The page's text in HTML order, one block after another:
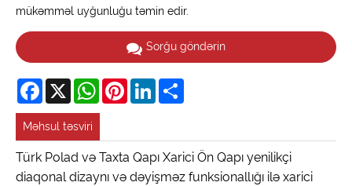
mükəmməl uyğunluğu təmin edir.
Sorğu göndərin
Facebook
X WhatsAppPinterestLinkedIn
Məhsul təsviri
Türk Polad və Taxta Qapı Xarici Ön Qapı yenilikçi
diaqonal dizaynı və dəyişməz funksionallığı ilə xarici